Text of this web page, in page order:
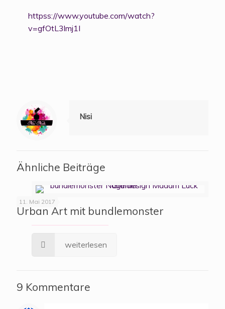
httpss://www.youtube.com/watch?
v=gfOtL3lmj1I
Nisi
Ähnliche Beiträge
11. Mai 2017
Urban Art mit bundlemonster
weiterlesen
9 Kommentare